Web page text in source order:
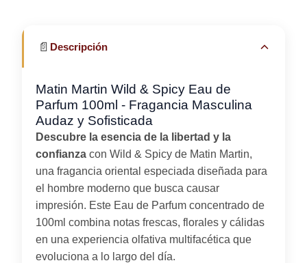
📄 Descripción
Matin Martin Wild & Spicy Eau de
Parfum 100ml - Fragancia Masculina
Audaz y Sofisticada
Descubre la esencia de la libertad y la
confianza con Wild & Spicy de Matin Martin,
una fragancia oriental especiada diseñada para
el hombre moderno que busca causar
impresión. Este Eau de Parfum concentrado de
100ml combina notas frescas, florales y cálidas
en una experiencia olfativa multifacética que
evoluciona a lo largo del día.